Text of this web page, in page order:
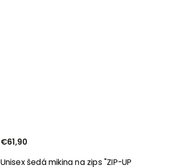
Unisex šedá mikina na zips "ZIP-UP
€61,90